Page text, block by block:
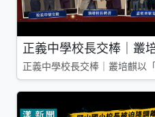
正義中學校長交棒｜叢
正義中學校長交棒｜叢培麒以